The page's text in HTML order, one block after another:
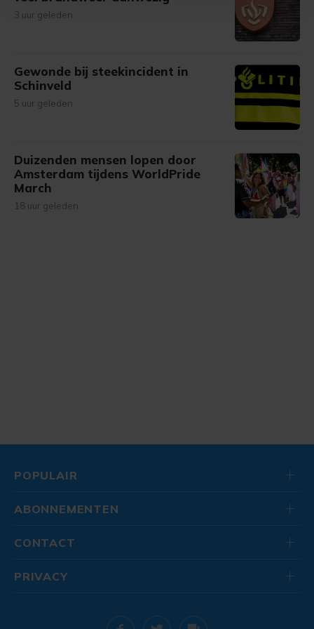
bezoek makkelijker en persoonlijker. Op
onze cookiepagina kun je ons cookiebeleid bekijken en je
3 uur geleden
Gewonde bij steekincident in
Schinveld
5 uur geleden
Duizenden mensen lopen door
Amsterdam tijdens WorldPride
March
18 uur geleden
POPULAIR
ABONNEMENTEN
CONTACT
PRIVACY